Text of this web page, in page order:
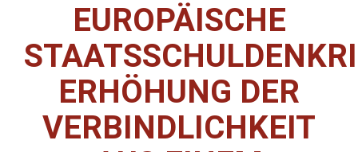
EUROPÄISCHE
ERHÖHUNG DER
VERBINDLICHKEIT